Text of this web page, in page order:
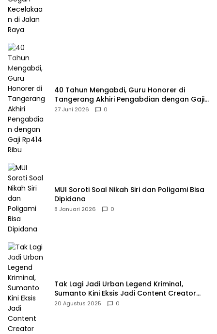
40 Tahun Mengabdi, Guru Honorer di
Tangerang Akhiri Pengabdian dengan Gaji
Rp414 Ribu
27 Juni 2026 0
MUI Soroti Soal Nikah Siri dan Poligami Bisa
Dipidana
8 Januari 2026 0
Tak Lagi Jadi Urban Legend Kriminal,
Sumanto Kini Eksis Jadi Content Creator
Mukbang
20 Agustus 2025 0